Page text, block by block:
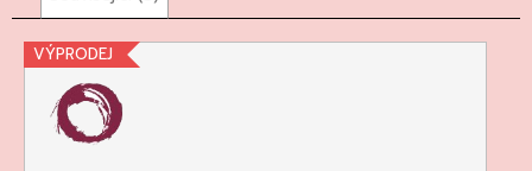
VÝPRODEJ
PRO
BUSINNES
CLEAR
Původně: